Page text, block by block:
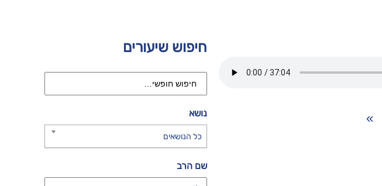
»
חיפוש שיעורים
נושא
כל הנושאים
שם הרב